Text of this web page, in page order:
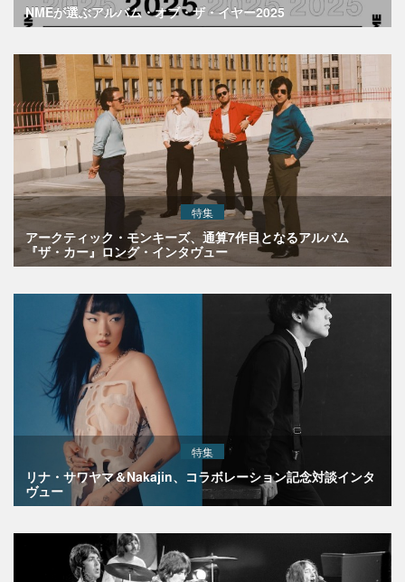
NMEが選ぶアルバム・オブ・ザ・イヤー2025
特集
アークティック・モンキーズ、通算7作目となるアルバム
『ザ・カー』ロング・インタヴュー
特集
リナ・サワヤマ＆Nakajin、コラボレーション記念対談インタ
ヴュー